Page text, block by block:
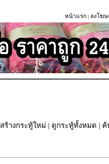
หน้าแรก | ลงโฆ
สร้างกระทู้ใหม่ | ดูกระทู้ทั้งหมด | ค้